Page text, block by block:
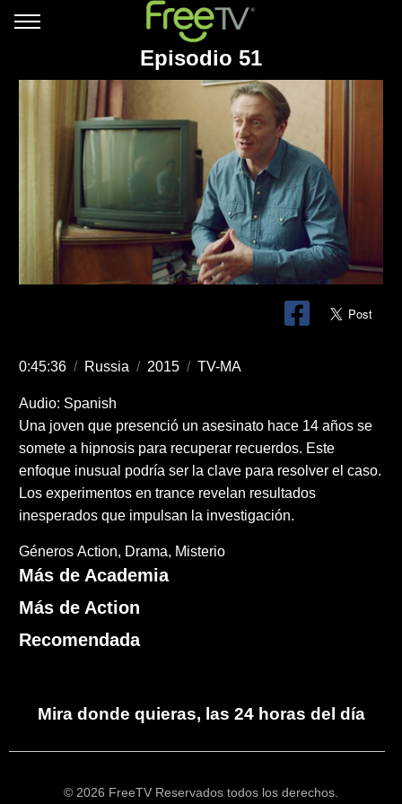
Episodio 51
0:45:36 / Russia / 2015 / TV-MA
Audio: Spanish
Una joven que presenció un asesinato hace 14 años se
somete a hipnosis para recuperar recuerdos. Este
enfoque inusual podría ser la clave para resolver el caso.
Los experimentos en trance revelan resultados
inesperados que impulsan la investigación.
Géneros Action Drama Misterio
Más de Academia
Más de Action
Recomendada
Mira donde quieras, las 24 horas del día
© 2026 FreeTV Reservados todos los derechos.